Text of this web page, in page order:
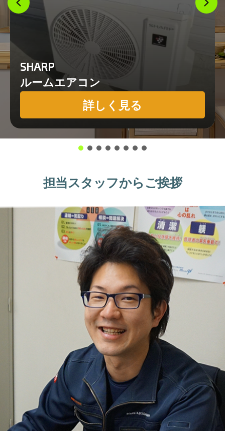
SHARP
ルームエアコン
詳しく見る
担当スタッフからご挨拶